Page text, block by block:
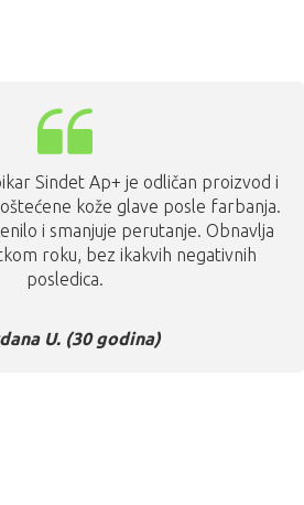
Sindet Ap+ je odličan proizvod i
kože glave posle farbanja.
i smanjuje perutanje. Obnavlja
roku, bez ikakvih negativnih
posledica.
U. (30 godina)